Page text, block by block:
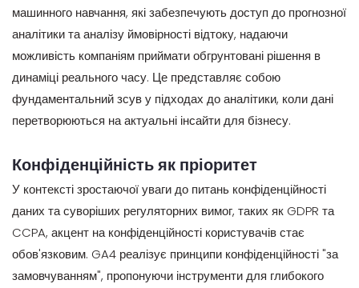
машинного навчання, які забезпечують доступ до прогнозної
аналітики та аналізу ймовірності відтоку, надаючи
можливість компаніям приймати обгрунтовані рішення в
динаміці реального часу. Це представляє собою
фундаментальний зсув у підходах до аналітики, коли дані
перетворюються на актуальні інсайти для бізнесу.
Конфіденційність як пріоритет
У контексті зростаючої уваги до питань конфіденційності
даних та суворіших регуляторних вимог, таких як GDPR та
CCPA, акцент на конфіденційності користувачів стає
обов'язковим. GA4 реалізує принципи конфіденційності "за
замовчуванням", пропонуючи інструменти для глибокого